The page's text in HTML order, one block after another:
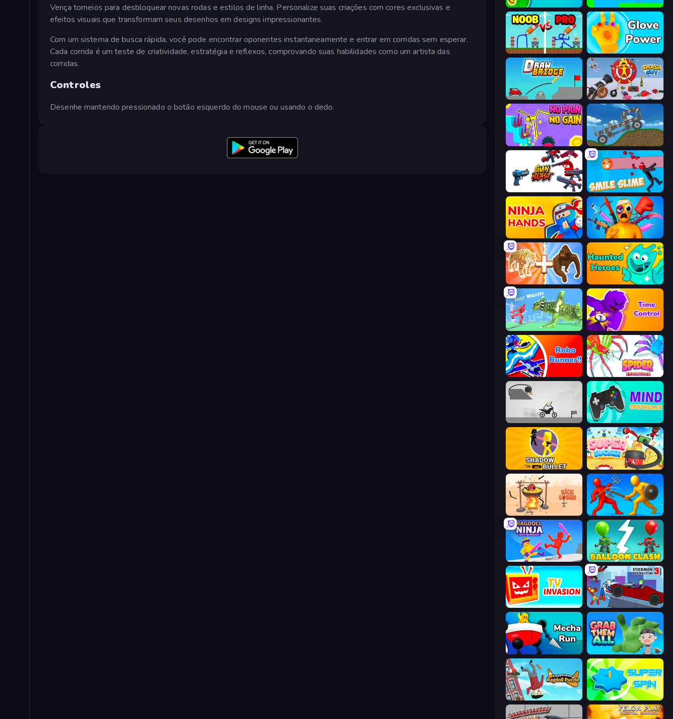
Vença torneios para desbloquear novas rodas e estilos de linha. Personalize suas criações com cores exclusivas e
efeitos visuais que transformam seus desenhos em designs impressionantes.
Com um sistema de busca rápida, você pode encontrar oponentes instantaneamente e entrar em corridas sem esperar.
Cada corrida é um teste de criatividade, estratégia e reflexos, comprovando suas habilidades como um artista das
corridas.
Controles
Desenhe mantendo pressionado o botão esquerdo do mouse ou usando o dedo.
Feeling Arrow Car Drawing Game
DOP Noob: Draw to Save Glove Power
Draw Bridge Smash Guy: Ragdoll Punch Hero
No Pain No Gain - Ragdoll Sandbox Move It!
Smile Slime
Ninja Hands Fun Ragdoll Challenge!
Animal DNA Run Haunted Heroes
Silly Walkers Time Control!
Robo Runner Spider Evolution: Runner Game
Mind Controller
Shadow Bullet Super Sucker 3D
Kick Loser Epic Sword Battle! Fight in Arena
Ragdoll Ninja: Imposter Hero Balloon Clash
TV Invasion Stickman Destruction 3 Heroes
Mecha Run Grab Them All
Super Spin